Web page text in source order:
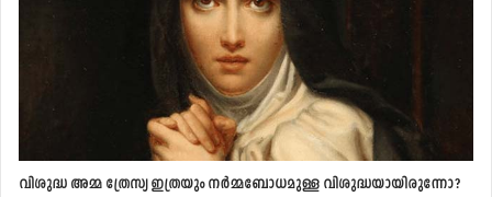
വിശുദ്ധ അമ്മ ത്രേസ്യ ഇത്രയും നര്‍മ്മബോധമുള്ള വിശുദ്ധയായിരുന്നോ?